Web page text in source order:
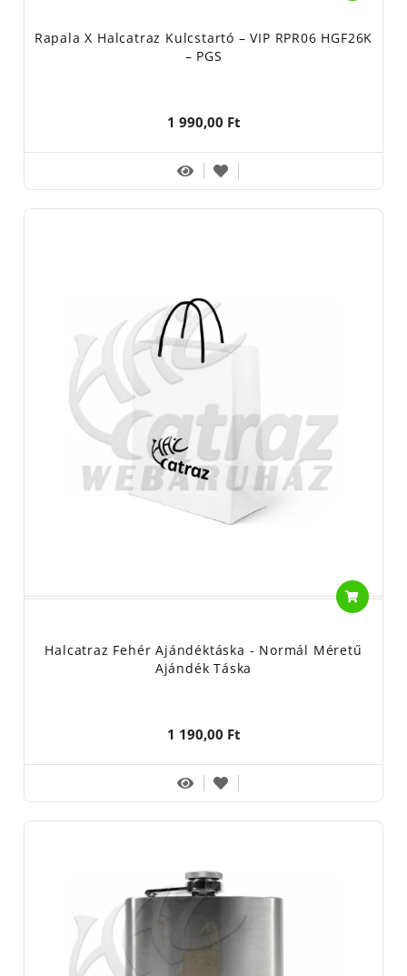
Rapala X Halcatraz Kulcstartó – VIP RPR06 HGF26K
– PGS
1 990,00 Ft
Halcatraz Fehér Ajándéktáska - Normál Méretű
Ajándék Táska
1 190,00 Ft